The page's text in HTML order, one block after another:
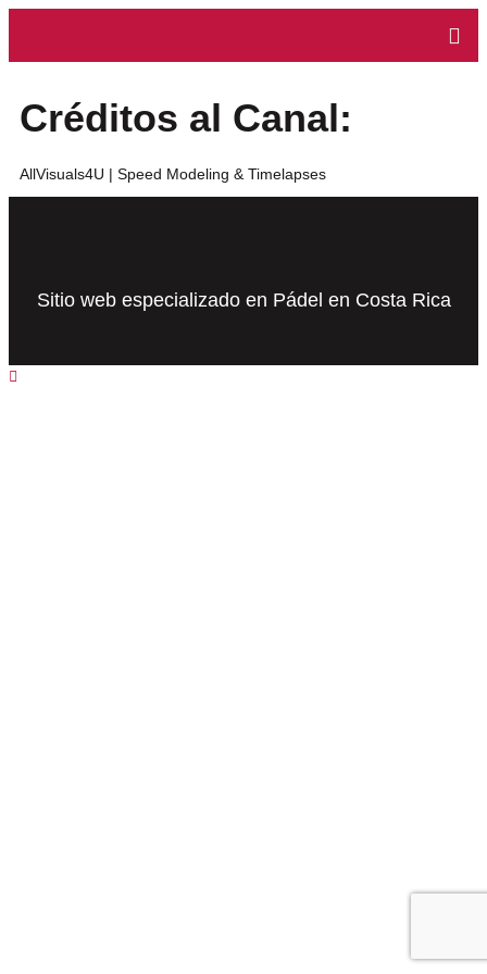
Créditos al Canal:
AllVisuals4U | Speed Modeling & Timelapses
Sitio web especializado en Pádel en Costa Rica